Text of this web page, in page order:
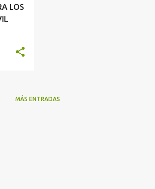
LOS
MÁS ENTRADAS